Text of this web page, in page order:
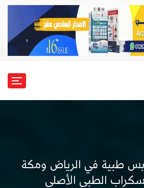
طبية في الرياض ومكة
الطبي الأصلي